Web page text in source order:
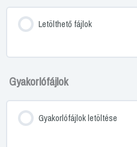
Letölthető fájlok
Gyakorlófájlok
Gyakorlófájlok letöltése